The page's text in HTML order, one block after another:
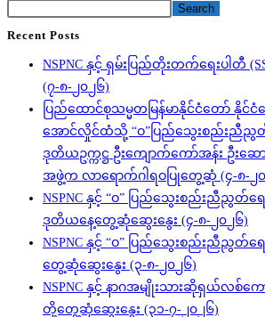
Search
Recent Posts
NSPNC နှင့် ရှမ်းပြည်တိုးတက်ရေးပါတီ
(၇-၈-၂၀၂၆)
ပြည်ထောင်စုသမ္မတမြန်မာနိုင်ငံတော် နိုင်ငံ
အောင်လှိုင်ထံသို့ “ဝ”ပြည်သွေးစည်းညီညွတ်ရ
ဒုတိယဥက္ကဋ္ဌ ဦးကျောက်ကော်အန်း ဦး
အဖွဲ့က လာရောက်ဂါရဝပြုတွေ့ဆုံ (၄-၈-၂
NSPNC နှင့် “ဝ” ပြည်သွေးစည်းညီညွတ်ရေ
ဒုတိယနေ့တွေ့ဆုံဆွေးနွေး (၄-၈-၂၀၂၆)
NSPNC နှင့် “ဝ” ပြည်သွေးစည်းညီညွတ်ရေ
တွေ့ဆုံဆွေးနွေး (၃-၈-၂၀၂၆)
NSPNC နှင့် နာဂအမျိုးသားဆိုရှယ်လစ်ကော
တို့တွေ့ဆုံဆွေးနွေး (၃၁-၇-၂၀၂၆)